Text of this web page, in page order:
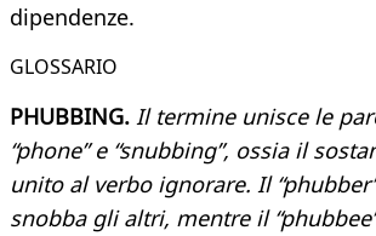
dipendenze.
GLOSSARIO
PHUBBING. Il termine unisce le
“phone” e “snubbing”, ossia il
unito al verbo ignorare. Il
snobba gli altri, mentre il